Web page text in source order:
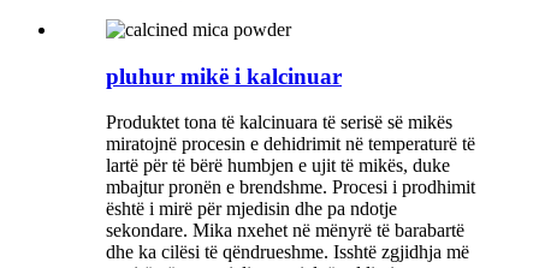
pluhur mikë i kalcinuar
Produktet tona të kalcinuara të serisë së mikës
miratojnë procesin e dehidrimit në temperaturë të
lartë për të bërë humbjen e ujit të mikës, duke
mbajtur pronën e brendshme. Procesi i prodhimit
është i mirë për mjedisin dhe pa ndotje
sekondare. Mika nxehet në mënyrë të barabartë
dhe ka cilësi të qëndrueshme. Isshtë zgjidhja më